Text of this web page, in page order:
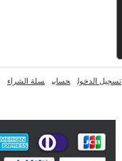
تسجيل الدخول حسابي سلة الشراء